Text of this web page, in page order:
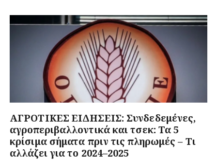
ΑΓΡΟΤΙΚΕΣ ΕΙΔΗΣΕΙΣ: Συνδεδεμένες,
αγροπεριβαλλοντικά και τσεκ: Τα 5
κρίσιμα σήματα πριν τις πληρωμές – Τι
αλλάζει για το 2024–2025